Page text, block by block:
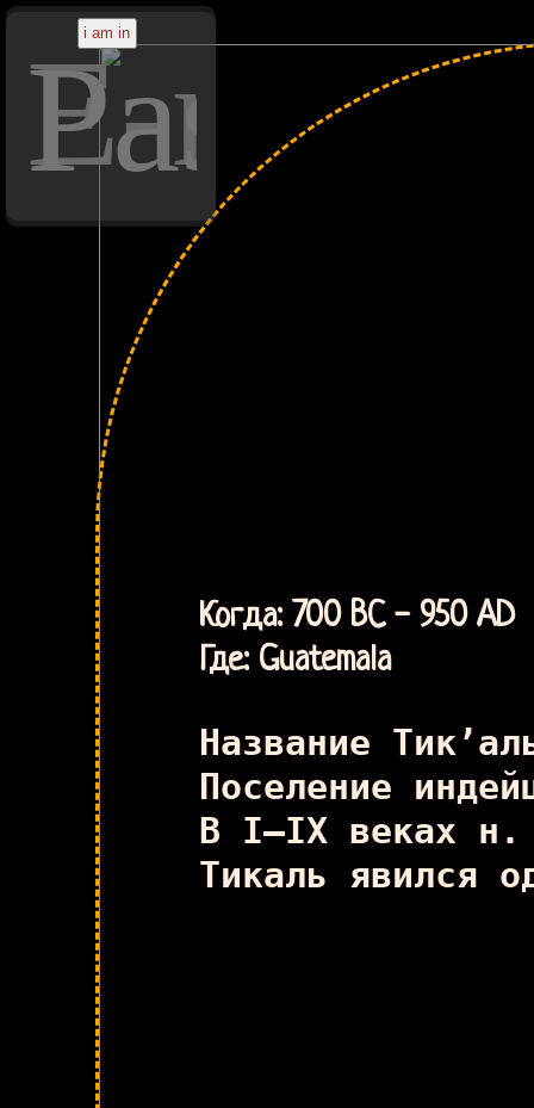
Когда: 700 BC - 950 AD
Где: Guatemala
Название
Поселение
В I—IX веках н.
Тикаль явился